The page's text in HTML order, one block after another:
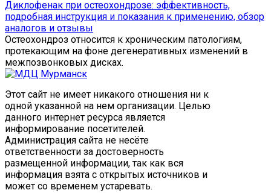
Диклофенак при остеохондрозе: эффективность,
подробная инструкция и показания к применению, обзор
аналогов и отзывы
Остеохондроз относится к хроническим патологиям,
протекающим на фоне дегенеративных изменений в
межпозвонковых дисках.
Этот сайт не имеет никакого отношения ни к
одной указанной на нем организации. Целью
данного интернет ресурса является
информирование посетителей.
Администрация сайта не несёте
ответственности за достоверность
размещенной информации, так как вся
информация взята с открытых источников и
может со временем устаревать.